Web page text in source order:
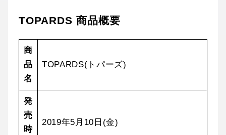
TOPARDS 商品概要
商
品
名
TOPARDS(トパーズ)
発
売
時
2019年5月10日(金)